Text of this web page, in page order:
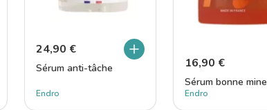
24,90 €
Sérum anti-tâche
Endro
16,90 €
Sérum bonne mine
Endro